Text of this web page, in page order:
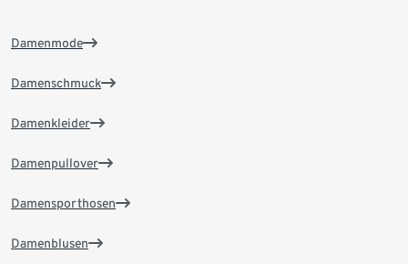
Damenmode
Damenschmuck
Damenkleider
Damenpullover
Damensporthosen
Damenblusen